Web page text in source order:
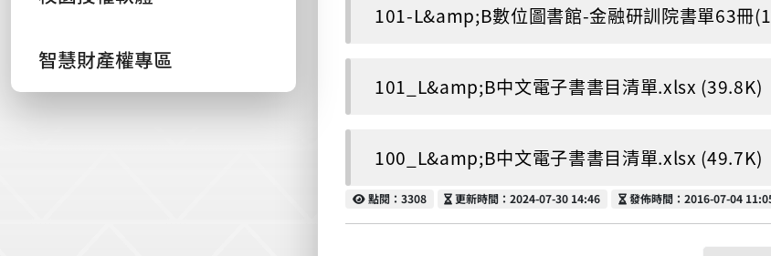
智慧財產權專區
101-L&amp;B數位圖書館-金融研訓院書單63冊
101_L&amp;B中文電子書書目清單.xlsx (39.8K)
100_L&amp;B中文電子書書目清單.xlsx (49.7K)
點閱
點閱：3308 更新時間
更新時間：2024-07-30 14:46 發佈時間
發佈時間：2016-07-04